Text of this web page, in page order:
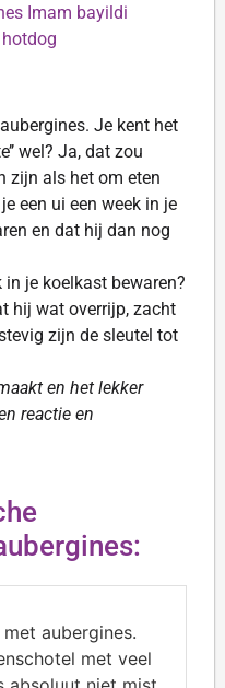
Imam bayildi
Je kent het
wel? Ja, dat zou
zijn als het om eten
een ui een week in je
en dat hij dan nog
in je koelkast bewaren?
hij wat overrijp, zacht
zijn de sleutel tot
en het lekker
reactie en
aubergines.
met veel